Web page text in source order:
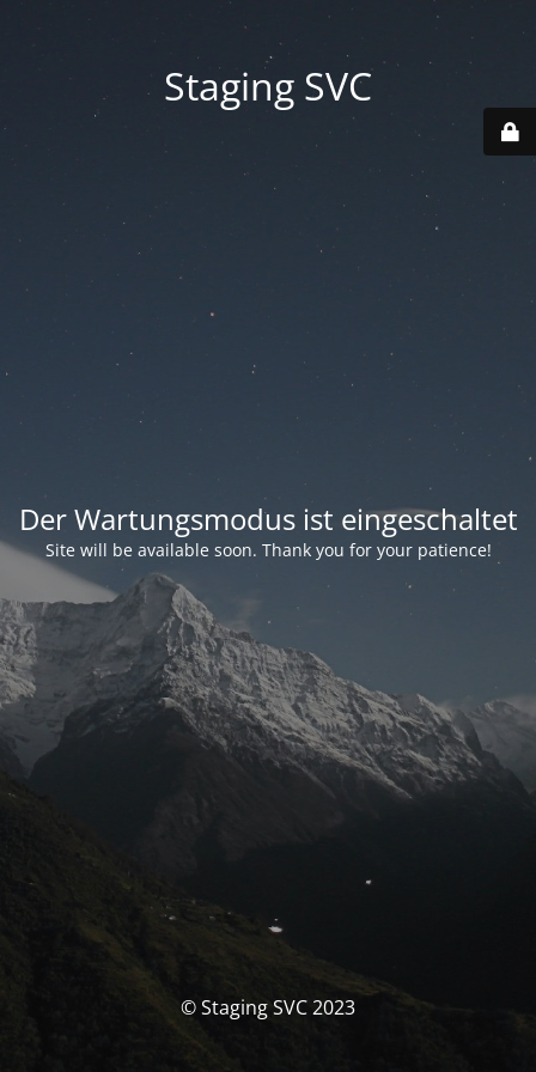
Staging SVC
Der Wartungsmodus ist eingeschaltet
Site will be available soon. Thank you for your patience!
© Staging SVC 2023